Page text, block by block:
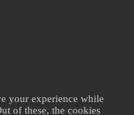
your experience while
of these, the cookies